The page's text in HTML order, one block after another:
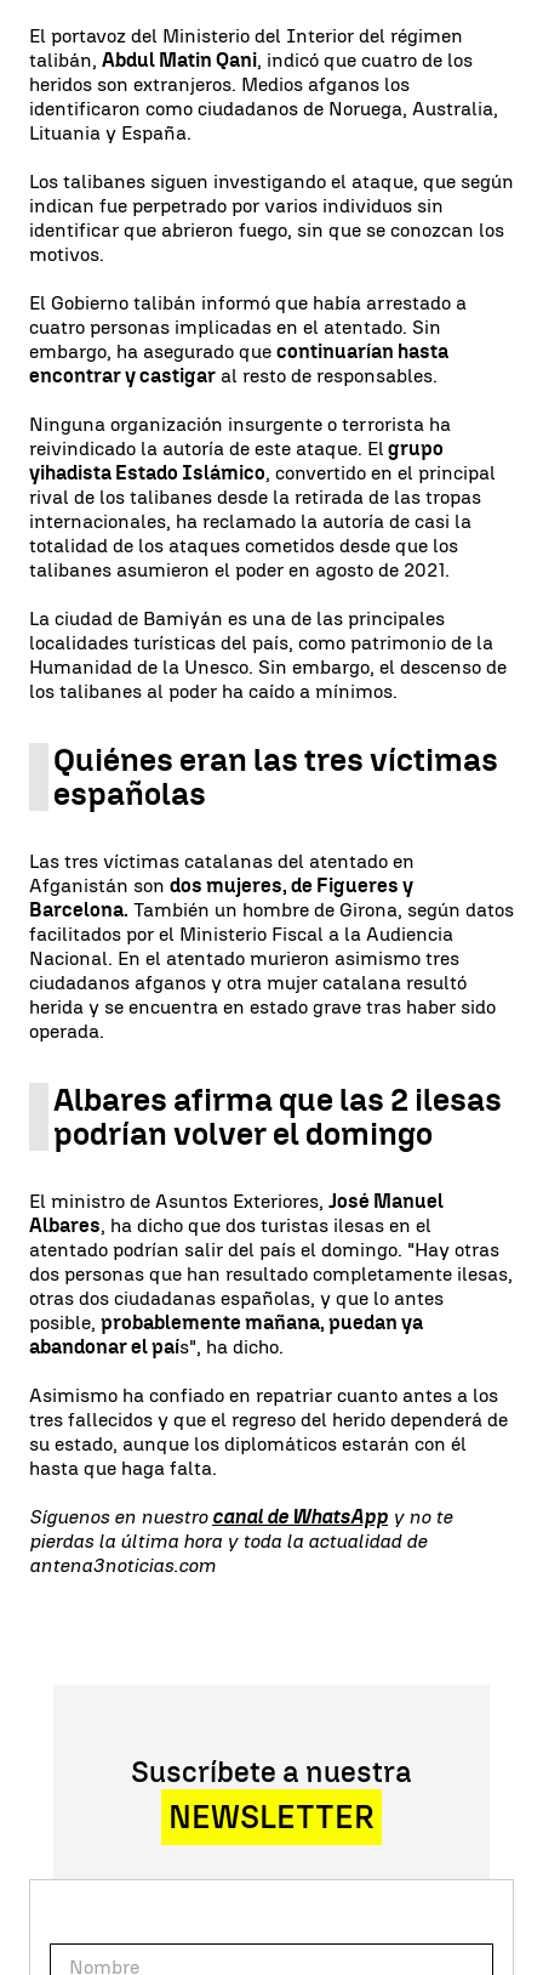
El portavoz del Ministerio del Interior del régimen
talibán, Abdul Matin Qani, indicó que cuatro de los
heridos son extranjeros. Medios afganos los
identificaron como ciudadanos de Noruega, Australia,
Lituania y España.
Los talibanes siguen investigando el ataque, que según
indican fue perpetrado por varios individuos sin
identificar que abrieron fuego, sin que se conozcan los
motivos.
El Gobierno talibán informó que había arrestado a
cuatro personas implicadas en el atentado. Sin
embargo, ha asegurado que continuarían hasta
encontrar y castigar al resto de responsables.
Ninguna organización insurgente o terrorista ha
reivindicado la autoría de este ataque. El grupo
yihadista Estado Islámico, convertido en el principal
rival de los talibanes desde la retirada de las tropas
internacionales, ha reclamado la autoría de casi la
totalidad de los ataques cometidos desde que los
talibanes asumieron el poder en agosto de 2021.
La ciudad de Bamiyán es una de las principales
localidades turísticas del país, como patrimonio de la
Humanidad de la Unesco. Sin embargo, el descenso de
los talibanes al poder ha caído a mínimos.
Quiénes eran las tres víctimas
españolas
Las tres víctimas catalanas del atentado en
Afganistán son dos mujeres, de Figueres y
Barcelona. También un hombre de Girona, según datos
facilitados por el Ministerio Fiscal a la Audiencia
Nacional. En el atentado murieron asimismo tres
ciudadanos afganos y otra mujer catalana resultó
herida y se encuentra en estado grave tras haber sido
operada.
Albares afirma que las 2 ilesas
podrían volver el domingo
El ministro de Asuntos Exteriores, José Manuel
Albares, ha dicho que dos turistas ilesas en el
atentado podrían salir del país el domingo. "Hay otras
dos personas que han resultado completamente ilesas,
otras dos ciudadanas españolas, y que lo antes
posible, probablemente mañana, puedan ya
abandonar el país", ha dicho.
Asimismo ha confiado en repatriar cuanto antes a los
tres fallecidos y que el regreso del herido dependerá de
su estado, aunque los diplomáticos estarán con él
hasta que haga falta.
Síguenos en nuestro canal de WhatsApp y no te
pierdas la última hora y toda la actualidad de
antena3noticias.com
Suscríbete a nuestra
NEWSLETTER